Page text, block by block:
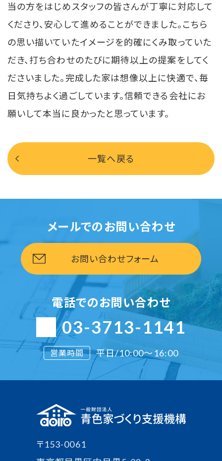
当の方をはじめスタッフの皆さんが丁寧に対応して
くださり、安心して進めることができました。こちら
の思い描いていたイメージを的確にくみ取っていた
だき、打ち合わせのたびに期待以上の提案をしてく
ださいました。完成した家は想像以上に快適で、毎
日気持ちよく過ごしています。信頼できる会社にお
願いして本当に良かったと思っています。
一覧へ戻る
メールでのお問い合わせ
お問い合わせフォーム
電話でのお問い合わせ
03-3713-1141
営業時間 平日/10:00〜16:00
〒153-0061